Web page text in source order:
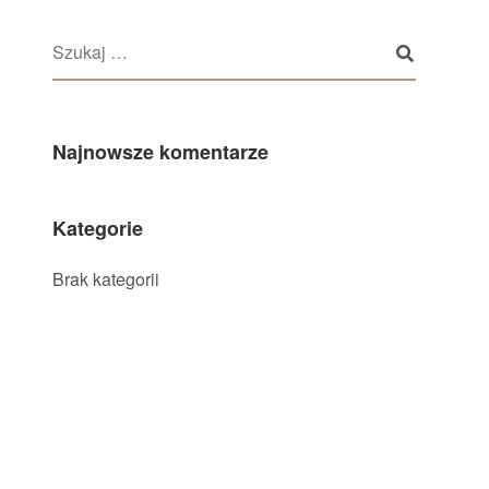
Najnowsze komentarze
Kategorie
Brak kategorii